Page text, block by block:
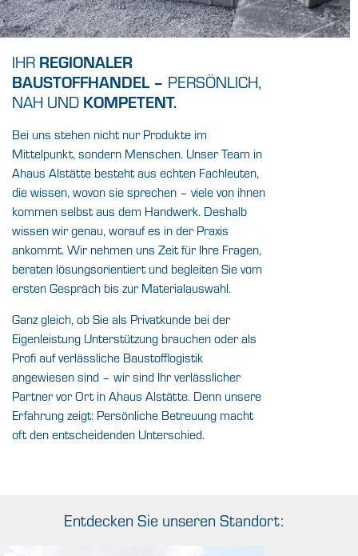
IHR REGIONALER
BAUSTOFFHANDEL – PERSÖNLICH,
NAH UND KOMPETENT.
Bei uns stehen nicht nur Produkte im
Mittelpunkt, sondern Menschen. Unser Team in
Ahaus Alstätte besteht aus echten Fachleuten,
die wissen, wovon sie sprechen – viele von ihnen
kommen selbst aus dem Handwerk. Deshalb
wissen wir genau, worauf es in der Praxis
ankommt. Wir nehmen uns Zeit für Ihre Fragen,
beraten lösungsorientiert und begleiten Sie vom
ersten Gespräch bis zur Materialauswahl.
Ganz gleich, ob Sie als Privatkunde bei der
Eigenleistung Unterstützung brauchen oder als
Profi auf verlässliche Baustofflogistik
angewiesen sind – wir sind Ihr verlässlicher
Partner vor Ort in Ahaus Alstätte. Denn unsere
Erfahrung zeigt: Persönliche Betreuung macht
oft den entscheidenden Unterschied.
Entdecken Sie unseren Standort: